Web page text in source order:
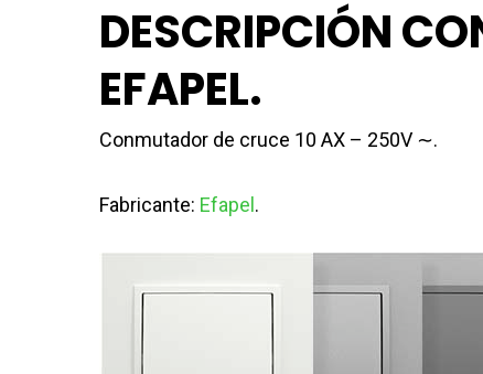
DESCRIPCIÓN
EFAPEL.
Conmutador de cruce 10 AX – 250V ∼.
Fabricante: Efapel .